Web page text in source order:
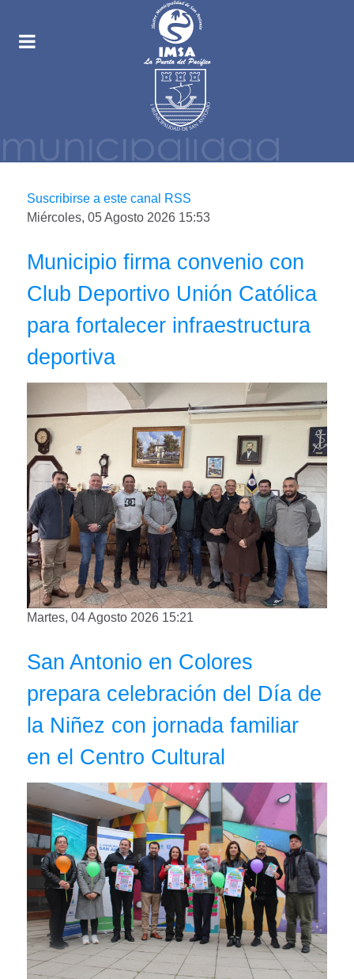
Suscribirse a este canal RSS
Miércoles, 05 Agosto 2026 15:53
Municipio firma convenio con
Club Deportivo Unión Católica
para fortalecer infraestructura
deportiva
Martes, 04 Agosto 2026 15:21
San Antonio en Colores
prepara celebración del Día de
la Niñez con jornada familiar
en el Centro Cultural